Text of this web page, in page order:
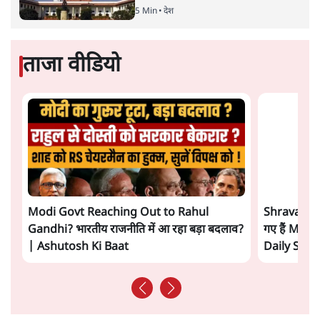
अगली खबर लोड हो रही है...
ताजा खबरें
'E20- दाल में काला नहीं, पूरी दाल ही काली; वाहनों
5 Min • देश